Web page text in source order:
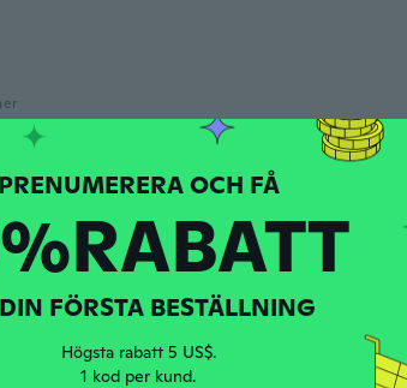
·
uppladdningar
PRENUMERERA OCH FÅ
FÖRSTA BESTÄLLNING
Högsta rabatt 5 US$.
1 kod per kund.